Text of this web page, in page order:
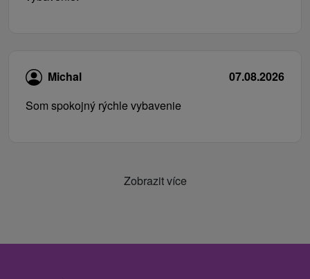
Michal
07.08.2026
Som spokojný rýchle vybavenie
Zobrazit více